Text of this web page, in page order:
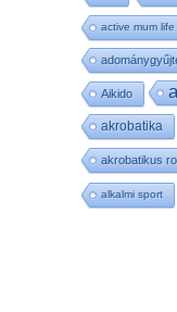
active mum life
Aikido
akrobatika
akrobatikus
alkalmi sport